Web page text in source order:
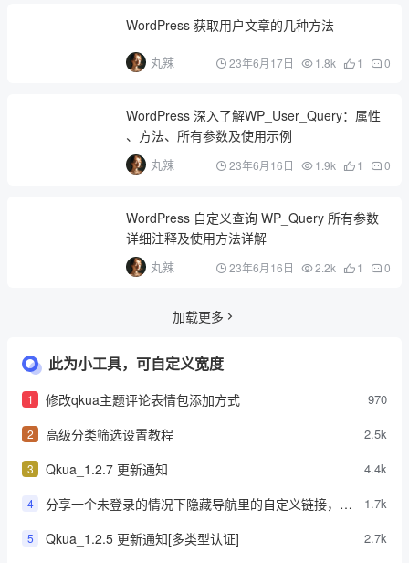
WordPress 获取用户文章的几种方法
丸辣 23年6月17日 1.8k 1 0
WordPress 深入了解WP_User_Query：属性
、方法、所有参数及使用示例
丸辣 23年6月16日 1.9k 1 0
WordPress 自定义查询 WP_Query 所有参数
详细注释及使用方法详解
丸辣 23年6月16日 2.2k 1 0
加载更多
此为小工具，可自定义宽度
1 修改qkua主题评论表情包添加方式 970
2 高级分类筛选设置教程 2.5k
3 Qkua_1.2.7 更新通知 4.4k
4
分享一个未登录的情况下隐藏导航里的自定义链接，登
1.7k
5 Qkua_1.2.5 更新通知[多类型认证] 2.7k